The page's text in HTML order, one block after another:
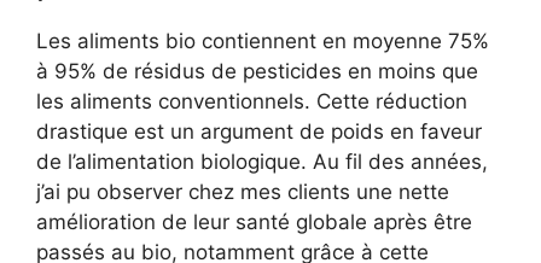
Les aliments bio contiennent en moyenne 75%
à 95% de résidus de pesticides en moins que
les aliments conventionnels. Cette réduction
drastique est un argument de poids en faveur
de l’alimentation biologique. Au fil des années,
j’ai pu observer chez mes clients une nette
amélioration de leur santé globale après être
passés au bio, notamment grâce à cette